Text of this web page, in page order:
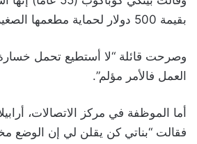
بقيمة 500 دولار لحماية مطعمها الصغير في غوام.
وصرحت قائلة “لا أستطيع تحمل
العمل فالأمر مؤلم”.
فقالت “بناتي كن يقلن لي إن الوضع